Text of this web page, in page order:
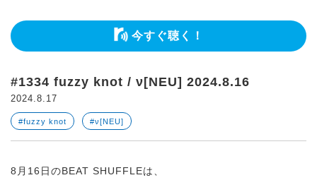
今すぐ聴く！
#1334 fuzzy knot / ν[NEU] 2024.8.16
2024.8.17
#fuzzy knot #ν[NEU]
8月16日のBEAT SHUFFLEは、